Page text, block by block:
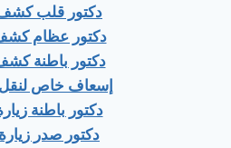
دكتور قلب
دكتور عظام
دكتور باطنة
إسعاف خاص
دكتور باطنة
دكتور صدر